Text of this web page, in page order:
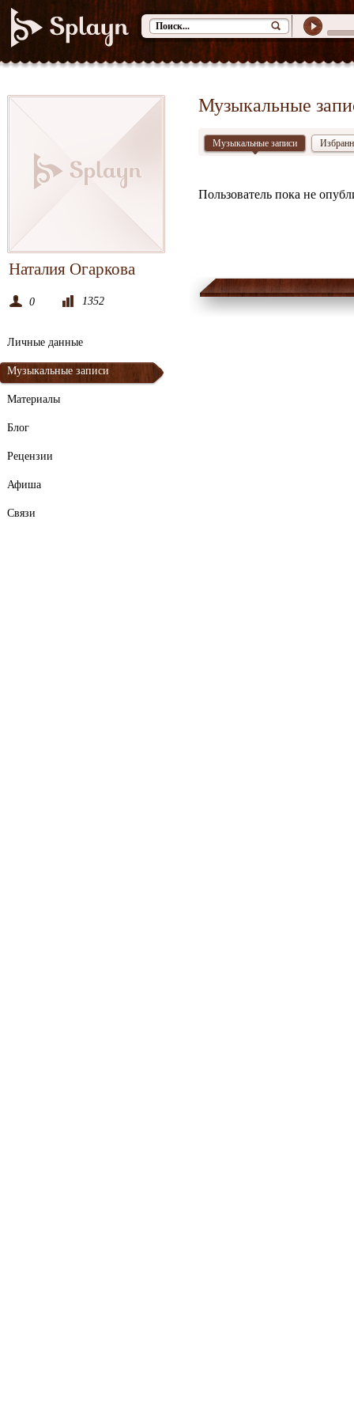
Наталия Огаркова
0 1352
Личные данные
Музыкальные записи
Материалы
Блог
Рецензии
Афиша
Связи
Музыкальные
Музыкальные записи
Пользователь пока не